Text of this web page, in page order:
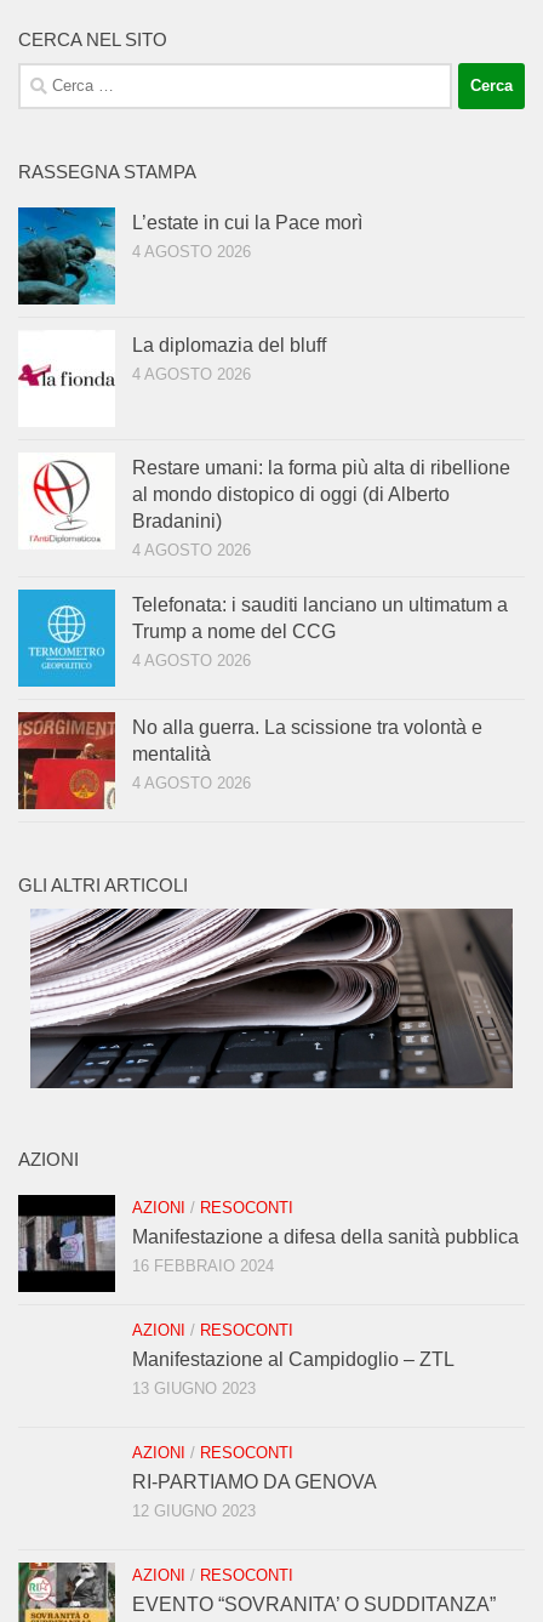
CERCA NEL SITO
Ricerca
per:
RASSEGNA STAMPA
L’estate in cui la Pace morì
4 AGOSTO 2026
La diplomazia del bluff
4 AGOSTO 2026
Restare umani: la forma più alta di ribellione
al mondo distopico di oggi (di Alberto
Bradanini)
4 AGOSTO 2026
Telefonata: i sauditi lanciano un ultimatum a
Trump a nome del CCG
4 AGOSTO 2026
No alla guerra. La scissione tra volontà e
mentalità
4 AGOSTO 2026
GLI ALTRI ARTICOLI
AZIONI
AZIONI / RESOCONTI
Manifestazione a difesa della sanità pubblica
16 FEBBRAIO 2024
AZIONI / RESOCONTI
Manifestazione al Campidoglio – ZTL
13 GIUGNO 2023
AZIONI / RESOCONTI
RI-PARTIAMO DA GENOVA
12 GIUGNO 2023
AZIONI / RESOCONTI
EVENTO “SOVRANITA’ O SUDDITANZA”